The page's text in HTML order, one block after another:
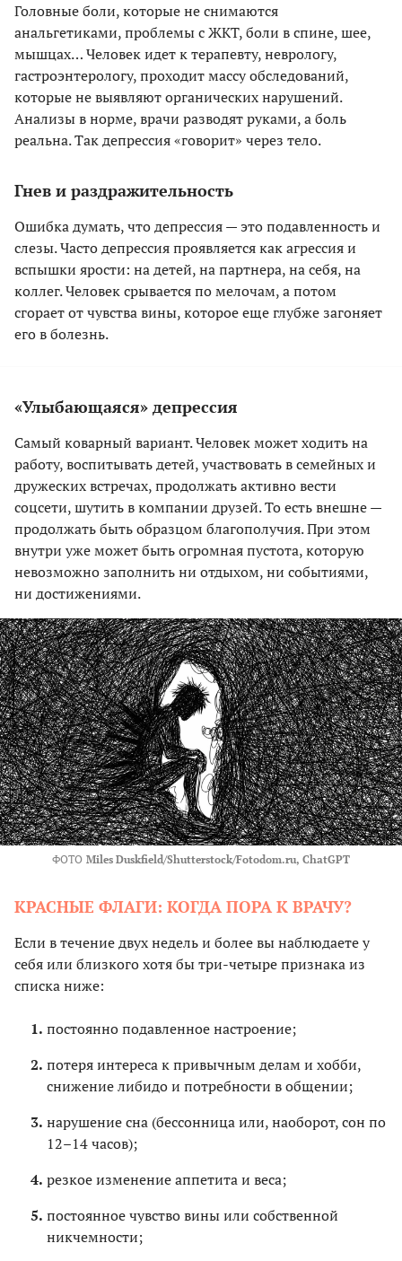
Головные боли, которые не снимаются
анальгетиками, проблемы с ЖКТ, боли в спине, шее,
мышцах… Человек идет к терапевту, неврологу,
гастроэнтерологу, проходит массу обследований,
которые не выявляют органических нарушений.
Анализы в норме, врачи разводят руками, а боль
реальна. Так депрессия «говорит» через тело.
Гнев и раздражительность
Ошибка думать, что депрессия — это подавленность и
слезы. Часто депрессия проявляется как агрессия и
вспышки ярости: на детей, на партнера, на себя, на
коллег. Человек срывается по мелочам, а потом
сгорает от чувства вины, которое еще глубже загоняет
его в болезнь.
«Улыбающаяся» депрессия
Самый коварный вариант. Человек может ходить на
работу, воспитывать детей, участвовать в семейных и
дружеских встречах, продолжать активно вести
соцсети, шутить в компании друзей. То есть внешне —
продолжать быть образцом благополучия. При этом
внутри уже может быть огромная пустота, которую
невозможно заполнить ни отдыхом, ни событиями,
ни достижениями.
ФОТО Miles Duskfield/Shutterstock/Fotodom.ru, ChatGPT
КРАСНЫЕ ФЛАГИ: КОГДА ПОРА К ВРАЧУ?
Если в течение двух недель и более вы наблюдаете у
себя или близкого хотя бы три-четыре признака из
списка ниже:
постоянно подавленное настроение;
потеря интереса к привычным делам и хобби,
снижение либидо и потребности в общении;
нарушение сна (бессонница или, наоборот, сон по
12–14 часов);
резкое изменение аппетита и веса;
постоянное чувство вины или собственной
никчемности;